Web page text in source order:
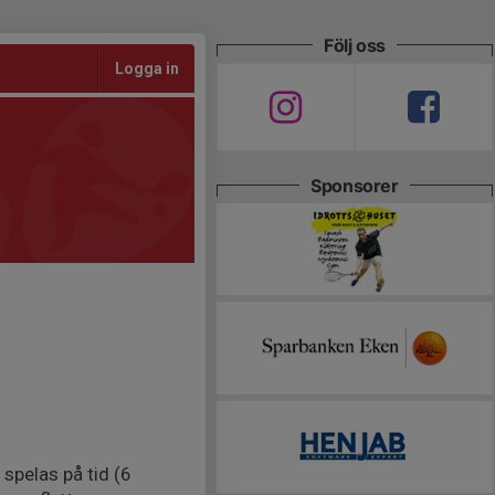
Logga in
på tid (6
Följ oss
Sponsorer